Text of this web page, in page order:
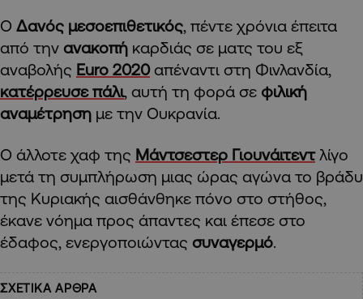
Ο Δανός μεσοεπιθετικός, πέντε χρόνια έπειτα
από την ανακοπή καρδιάς σε ματς του εξ
αναβολής Euro 2020απέναντι στη Φινλανδία,
κατέρρευσε πάλι, αυτή τη φορά σε φιλική
αναμέτρηση με την Ουκρανία.
Ο άλλοτε χαφ της Μάντσεστερ Γιουνάιτεντλίγο
μετά τη συμπλήρωση μιας ώρας αγώνα το βράδυ
της Κυριακής αισθάνθηκε πόνο στο στήθος,
έκανε νόημα προς άπαντες και έπεσε στο
έδαφος, ενεργοποιώντας συναγερμό.
ΣΧΕΤΙΚΑ ΑΡΘΡΑ